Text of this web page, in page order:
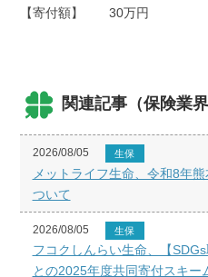
【寄付額】 30万円
関連記事（保険業
2026/08/05 生保
メットライフ生命、令和8年
ついて
2026/08/05 生保
フコクしんらい生命、【
との2025年度共同寄付スキー